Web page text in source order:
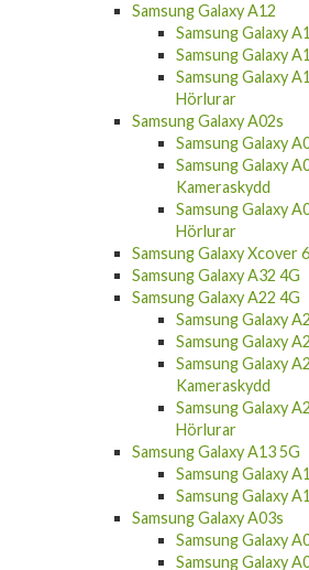
Samsung Galaxy A12
Samsung Galaxy
Samsung Galaxy
Samsung Galaxy
Hörlurar
Samsung Galaxy A02s
Samsung Galaxy
Samsung Galaxy
Kameraskydd
Samsung Galaxy
Hörlurar
Samsung Galaxy Xcover
Samsung Galaxy A32 4G
Samsung Galaxy A22 4G
Samsung Galaxy
Samsung Galaxy
Samsung Galaxy
Kameraskydd
Samsung Galaxy
Hörlurar
Samsung Galaxy A13 5G
Samsung Galaxy
Samsung Galaxy
Samsung Galaxy A03s
Samsung Galaxy
Samsung Galaxy